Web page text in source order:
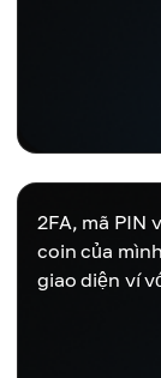
2FA, mã PIN
coin của
giao diện ví